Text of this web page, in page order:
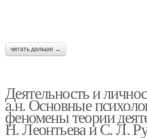
читать дальше →
Деятельность и
а.н. Основные
феномены теории
Н. Леонтьева и С. Л.